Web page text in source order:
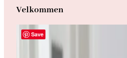
Velkommen
Save